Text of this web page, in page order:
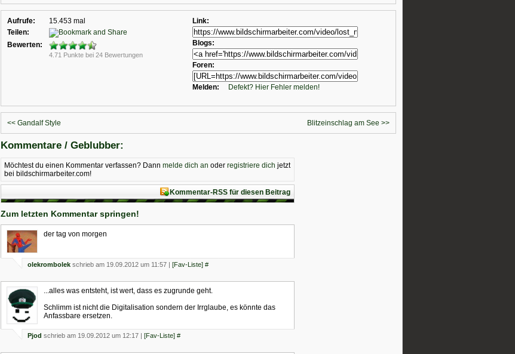
Aufrufe:
15.453 mal
Teilen:
Bewerten:
4.71 Punkte bei 24 Bewertungen
Link:
Blogs:
Foren:
Melden: Defekt? Hier Fehler melden!
<< Gandalf Style Blitzeinschlag am See >>
Kommentare / Geblubber:
Möchtest du einen Kommentar verfassen? Dann melde dich an oder registriere dich jetzt
bei bildschirmarbeiter.com!
Kommentar-RSS für diesen Beitrag
Zum letzten Kommentar springen!
der tag von morgen
olekrombolek schrieb am 19.09.2012 um 11:57 | [Fav-Liste] #
...alles was entsteht, ist wert, dass es zugrunde geht.
Schlimm ist nicht die Digitalisation sondern der Irrglaube, es könnte das
Anfassbare ersetzen.
Pjod schrieb am 19.09.2012 um 12:17 | [Fav-Liste] #